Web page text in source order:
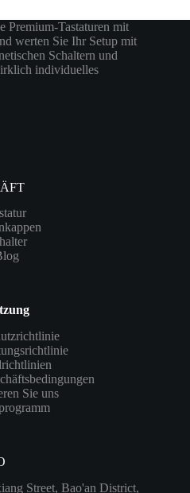
Premium-Tastaturen mit
werten Sie Ihr Setup mit
Schaltern und
individuelles
Sie uns
Street, Bao'an District,